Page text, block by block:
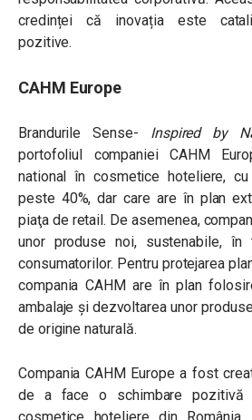
credinței că inovația este
pozitive.
CAHM Europe
Brandurile Sense- Inspired by
portofoliul companiei CAHM
national în cosmetice hoteliere,
peste 40%, dar care are în plan
piaţa de retail. De asemenea,
unor produse noi, sustenabile, în
consumatorilor. Pentru protejarea
compania CAHM are în plan
ambalaje și dezvoltarea unor
de origine naturală.
Compania CAHM Europe a fost
de a face o schimbare pozitivă